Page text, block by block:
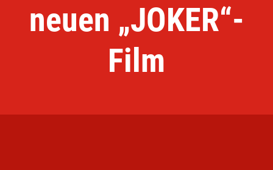
neuen „JOKER“-
Film